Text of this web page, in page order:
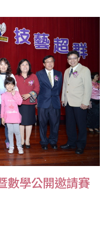
媚，以及多位立委、市議
給孩子最佳的鼓勵，尤其更
程參與並主持..
數學公開邀請賽